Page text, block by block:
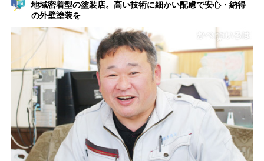
地域密着型の塗装店。高い技術に細かい配慮で安心・納得
の外壁塗装を